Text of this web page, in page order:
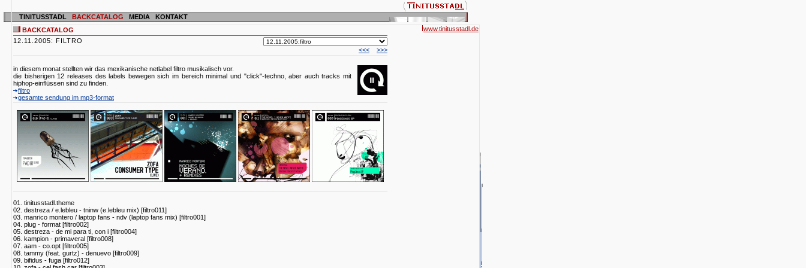
TINITUSSTADL BACKCATALOG MEDIA
KONTAKT
BACKCATALOG
12.11.2005: FILTRO
<<<
>>>
in diesem monat stellten wir das mexikanische netlabel filtro musikalisch vor.
die bisherigen 12 releases des labels bewegen sich im bereich minimal und "click"-techno, aber auch tracks mit
hiphop-einflüssen sind zu finden.
filtro
gesamte sendung im mp3-format
01. tinitusstadl.theme
02. destreza / e.lebleu - tninw (e.lebleu mix) [filtro011]
03. manrico montero / laptop fans - ndv (laptop fans mix) [filtro001]
04. plug - format [filtro002]
05. destreza - de mi para ti, con i [filtro004]
06. kampion - primaveral [filtro008]
07. aam - co.opt [filtro005]
08. tammy (feat. gurtz) - denuevo [filtro009]
09. bifidus - fuga [filtro012]
www.tinitusstadl.de